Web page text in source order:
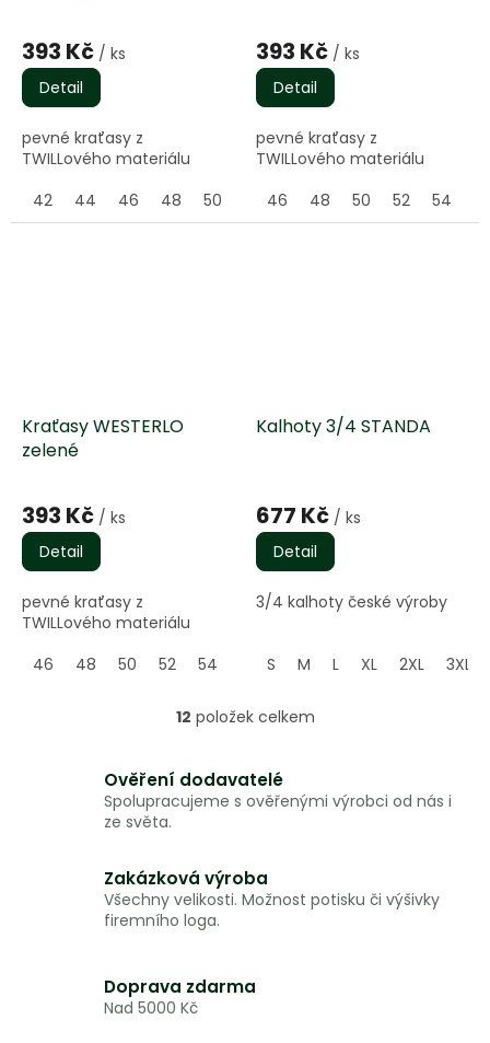
hodnocení
produktu
je
5,0
5
hvězdiček.
393 Kč / ks
Detail
pevné kraťasy z
TWILLového materiálu
42
44 46 48 50 54 56 58 60 62
hodnocení
produktu
je
5,0
5
hvězdiček.
393 Kč / ks
Detail
pevné kraťasy z
TWILLového materiálu
46
48 50 52 54
Kraťasy WESTERLO
zelené
hodnocení
produktu
je
5,0
5
hvězdiček.
393 Kč / ks
Detail
pevné kraťasy z
TWILLového materiálu
46
48 50 52 54 58 60 62 64
Kalhoty 3/4 STANDA
hodnocení
produktu
je
5,0
5
677 Kč / ks
Detail
3/4 kalhoty české výroby
S M L XL 2XL 3XL
O
á
d
í
p
r
v
12 položek celkem
Ověření dodavatelé
Spolupracujeme s ověřenými výrobci od nás i
ze světa.
Zakázková výroba
Všechny velikosti. Možnost potisku či výšivky
firemního loga.
Doprava zdarma
Nad 5000 Kč